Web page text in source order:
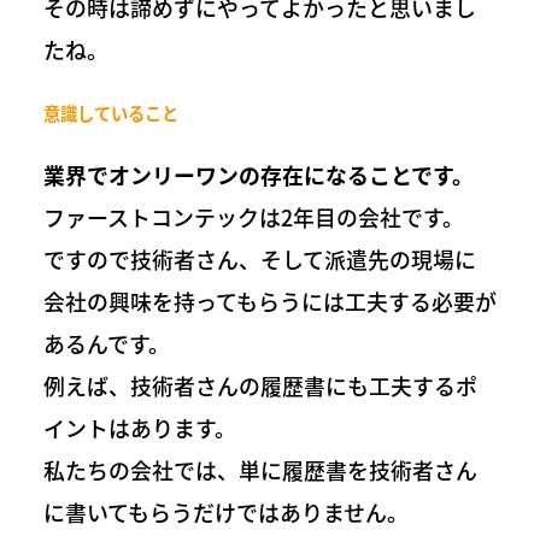
その時は諦めずにやってよかったと思いまし
たね。
意識していること
業界でオンリーワンの存在になることです。
ファーストコンテックは2年目の会社です。
ですので技術者さん、そして派遣先の現場に
会社の興味を持ってもらうには工夫する必要が
あるんです。
例えば、技術者さんの履歴書にも工夫するポ
イントはあります。
私たちの会社では、単に履歴書を技術者さん
に書いてもらうだけではありません。